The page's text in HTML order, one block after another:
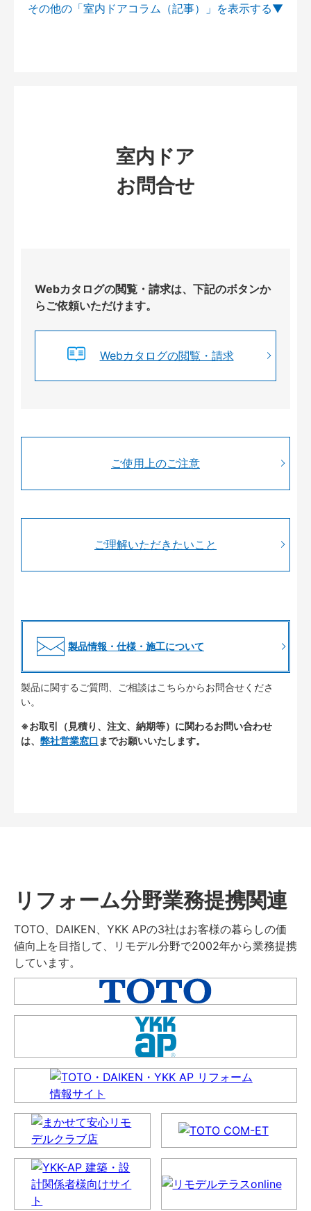
その他の「室内ドアコラム（記事）」を
室内ドア
お問合せ
Webカタログの閲覧・請求は、下記のボタンか
らご依頼いただけます。
Webカタログの閲覧・請求
ご使用上のご注意
ご理解いただきたいこと
製品情報・仕様・施工について
製品に関するご質問、ご相談はこちらからお問合せくださ
い。
※お取引（見積り、注文、納期等）に関わるお問い合わせ
は、 弊社営業窓口 までお願いいたします。
リフォーム分野業務提携関連
TOTO、DAIKEN、YKK APの3社はお客様の暮らしの価
値向上を目指して、リモデル分野で2002年から業務提携
しています。